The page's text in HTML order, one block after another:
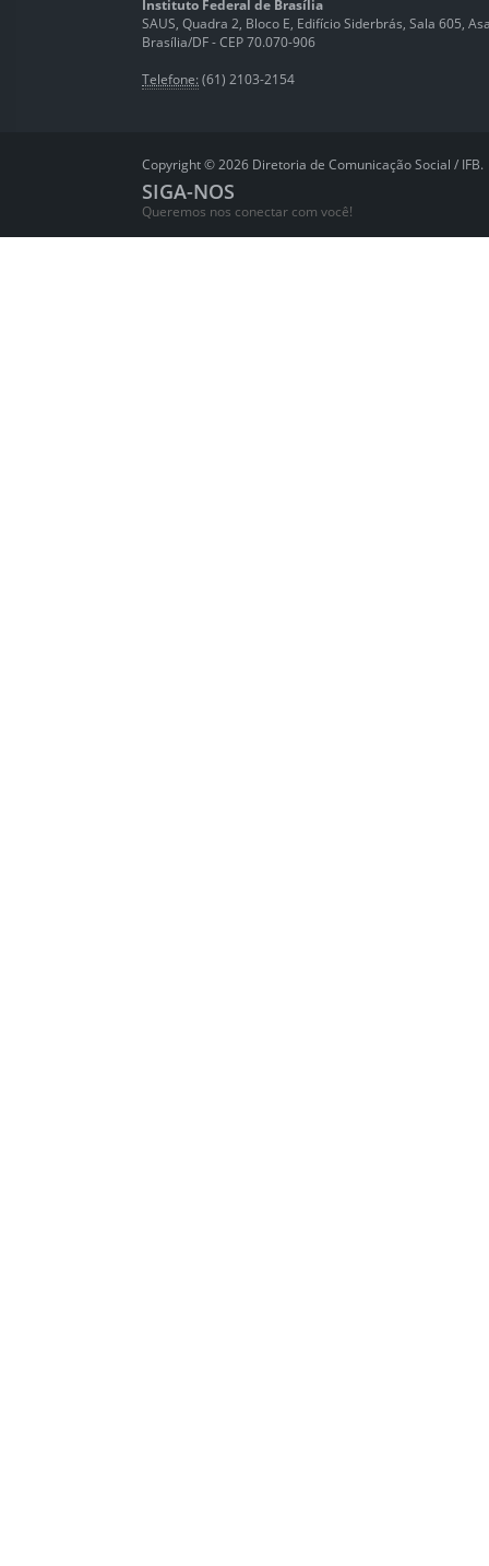
Instituto Federal de Brasília
SAUS, Quadra 2, Bloco E, Edifício Siderbrás, Sala 605,
Brasília/DF - CEP 70.070-906
Telefone: (61) 2103-2154
Copyright © 2026 Diretoria de Comunicação Social / IFB.
SIGA-NOS
Queremos nos conectar com você!